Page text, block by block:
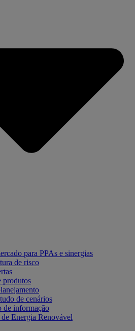
para PPAs e sinergias
de risco
produtos
de cenários
de informação
Energia Renovável